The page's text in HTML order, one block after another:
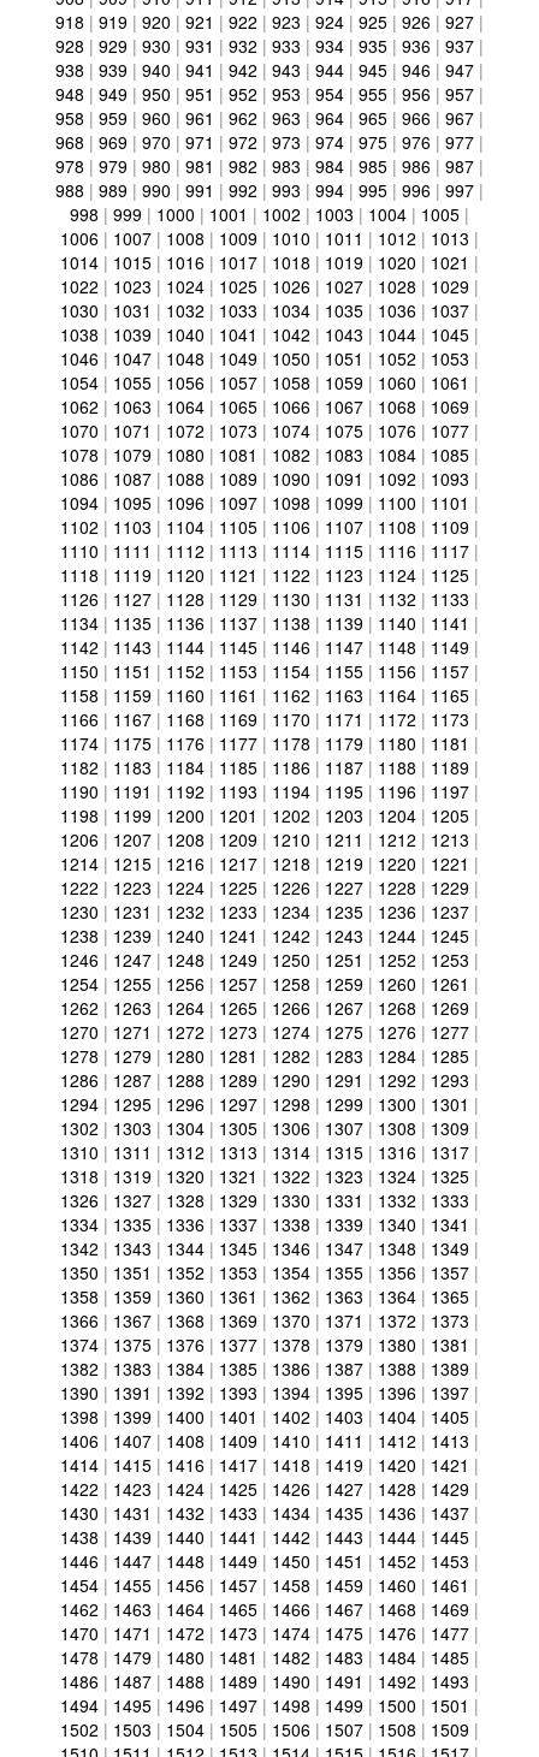
918 | 919 | 920 | 921 | 922 | 923 | 924 | 925 | 926 | 927 |
928 | 929 | 930 | 931 | 932 | 933 | 934 | 935 | 936 | 937 |
938 | 939 | 940 | 941 | 942 | 943 | 944 | 945 | 946 | 947 |
948 | 949 | 950 | 951 | 952 | 953 | 954 | 955 | 956 | 957 |
958 | 959 | 960 | 961 | 962 | 963 | 964 | 965 | 966 | 967 |
968 | 969 | 970 | 971 | 972 | 973 | 974 | 975 | 976 | 977 |
978 | 979 | 980 | 981 | 982 | 983 | 984 | 985 | 986 | 987 |
988 | 989 | 990 | 991 | 992 | 993 | 994 | 995 | 996 | 997 |
998 | 999 | 1000 | 1001 | 1002 | 1003 | 1004 | 1005 |
1006 | 1007 | 1008 | 1009 | 1010 | 1011 | 1012 | 1013 |
1014 | 1015 | 1016 | 1017 | 1018 | 1019 | 1020 | 1021 |
1022 | 1023 | 1024 | 1025 | 1026 | 1027 | 1028 | 1029 |
1030 | 1031 | 1032 | 1033 | 1034 | 1035 | 1036 | 1037 |
1038 | 1039 | 1040 | 1041 | 1042 | 1043 | 1044 | 1045 |
1046 | 1047 | 1048 | 1049 | 1050 | 1051 | 1052 | 1053 |
1054 | 1055 | 1056 | 1057 | 1058 | 1059 | 1060 | 1061 |
1062 | 1063 | 1064 | 1065 | 1066 | 1067 | 1068 | 1069 |
1070 | 1071 | 1072 | 1073 | 1074 | 1075 | 1076 | 1077 |
1078 | 1079 | 1080 | 1081 | 1082 | 1083 | 1084 | 1085 |
1086 | 1087 | 1088 | 1089 | 1090 | 1091 | 1092 | 1093 |
1094 | 1095 | 1096 | 1097 | 1098 | 1099 | 1100 | 1101 |
1102 | 1103 | 1104 | 1105 | 1106 | 1107 | 1108 | 1109 |
1110 | 1111 | 1112 | 1113 | 1114 | 1115 | 1116 | 1117 |
1118 | 1119 | 1120 | 1121 | 1122 | 1123 | 1124 | 1125 |
1126 | 1127 | 1128 | 1129 | 1130 | 1131 | 1132 | 1133 |
1134 | 1135 | 1136 | 1137 | 1138 | 1139 | 1140 | 1141 |
1142 | 1143 | 1144 | 1145 | 1146 | 1147 | 1148 | 1149 |
1150 | 1151 | 1152 | 1153 | 1154 | 1155 | 1156 | 1157 |
1158 | 1159 | 1160 | 1161 | 1162 | 1163 | 1164 | 1165 |
1166 | 1167 | 1168 | 1169 | 1170 | 1171 | 1172 | 1173 |
1174 | 1175 | 1176 | 1177 | 1178 | 1179 | 1180 | 1181 |
1182 | 1183 | 1184 | 1185 | 1186 | 1187 | 1188 | 1189 |
1190 | 1191 | 1192 | 1193 | 1194 | 1195 | 1196 | 1197 |
1198 | 1199 | 1200 | 1201 | 1202 | 1203 | 1204 | 1205 |
1206 | 1207 | 1208 | 1209 | 1210 | 1211 | 1212 | 1213 |
1214 | 1215 | 1216 | 1217 | 1218 | 1219 | 1220 | 1221 |
1222 | 1223 | 1224 | 1225 | 1226 | 1227 | 1228 | 1229 |
1230 | 1231 | 1232 | 1233 | 1234 | 1235 | 1236 | 1237 |
1238 | 1239 | 1240 | 1241 | 1242 | 1243 | 1244 | 1245 |
1246 | 1247 | 1248 | 1249 | 1250 | 1251 | 1252 | 1253 |
1254 | 1255 | 1256 | 1257 | 1258 | 1259 | 1260 | 1261 |
1262 | 1263 | 1264 | 1265 | 1266 | 1267 | 1268 | 1269 |
1270 | 1271 | 1272 | 1273 | 1274 | 1275 | 1276 | 1277 |
1278 | 1279 | 1280 | 1281 | 1282 | 1283 | 1284 | 1285 |
1286 | 1287 | 1288 | 1289 | 1290 | 1291 | 1292 | 1293 |
1294 | 1295 | 1296 | 1297 | 1298 | 1299 | 1300 | 1301 |
1302 | 1303 | 1304 | 1305 | 1306 | 1307 | 1308 | 1309 |
1310 | 1311 | 1312 | 1313 | 1314 | 1315 | 1316 | 1317 |
1318 | 1319 | 1320 | 1321 | 1322 | 1323 | 1324 | 1325 |
1326 | 1327 | 1328 | 1329 | 1330 | 1331 | 1332 | 1333 |
1334 | 1335 | 1336 | 1337 | 1338 | 1339 | 1340 | 1341 |
1342 | 1343 | 1344 | 1345 | 1346 | 1347 | 1348 | 1349 |
1350 | 1351 | 1352 | 1353 | 1354 | 1355 | 1356 | 1357 |
1358 | 1359 | 1360 | 1361 | 1362 | 1363 | 1364 | 1365 |
1366 | 1367 | 1368 | 1369 | 1370 | 1371 | 1372 | 1373 |
1374 | 1375 | 1376 | 1377 | 1378 | 1379 | 1380 | 1381 |
1382 | 1383 | 1384 | 1385 | 1386 | 1387 | 1388 | 1389 |
1390 | 1391 | 1392 | 1393 | 1394 | 1395 | 1396 | 1397 |
1398 | 1399 | 1400 | 1401 | 1402 | 1403 | 1404 | 1405 |
1406 | 1407 | 1408 | 1409 | 1410 | 1411 | 1412 | 1413 |
1414 | 1415 | 1416 | 1417 | 1418 | 1419 | 1420 | 1421 |
1422 | 1423 | 1424 | 1425 | 1426 | 1427 | 1428 | 1429 |
1430 | 1431 | 1432 | 1433 | 1434 | 1435 | 1436 | 1437 |
1438 | 1439 | 1440 | 1441 | 1442 | 1443 | 1444 | 1445 |
1446 | 1447 | 1448 | 1449 | 1450 | 1451 | 1452 | 1453 |
1454 | 1455 | 1456 | 1457 | 1458 | 1459 | 1460 | 1461 |
1462 | 1463 | 1464 | 1465 | 1466 | 1467 | 1468 | 1469 |
1470 | 1471 | 1472 | 1473 | 1474 | 1475 | 1476 | 1477 |
1478 | 1479 | 1480 | 1481 | 1482 | 1483 | 1484 | 1485 |
1486 | 1487 | 1488 | 1489 | 1490 | 1491 | 1492 | 1493 |
1494 | 1495 | 1496 | 1497 | 1498 | 1499 | 1500 | 1501 |
1502 | 1503 | 1504 | 1505 | 1506 | 1507 | 1508 | 1509 |